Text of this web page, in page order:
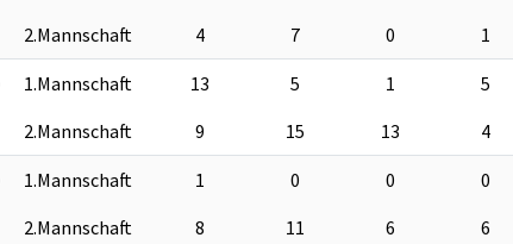
2.Mannschaft
4 7 0 1
1.Mannschaft 13 5 1 5
2.Mannschaft
9 15 13 4
1.Mannschaft 1 0 0 0
2.Mannschaft
8 11 6 6